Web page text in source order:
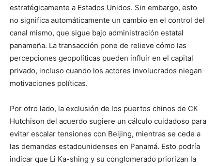
estratégicamente a Estados Unidos. Sin embargo, esto
no significa automáticamente un cambio en el control del
canal mismo, que sigue bajo administración estatal
panameña. La transacción pone de relieve cómo las
percepciones geopolíticas pueden influir en el capital
privado, incluso cuando los actores involucrados niegan
motivaciones políticas.
Por otro lado, la exclusión de los puertos chinos de CK
Hutchison del acuerdo sugiere un cálculo cuidadoso para
evitar escalar tensiones con Beijing, mientras se cede a
las demandas estadounidenses en Panamá. Esto podría
indicar que Li Ka-shing y su conglomerado priorizan la